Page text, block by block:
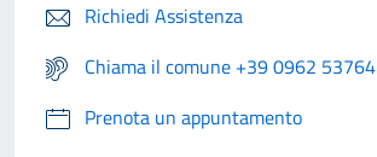
Richiedi Assistenza
Chiama il comune +39 0962 53764
Prenota un appuntamento